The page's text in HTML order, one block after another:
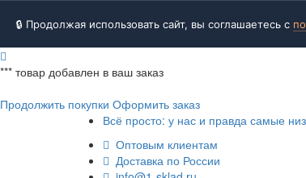
🔒 Продолжая использовать сайт, вы соглашаетесь с
*** товар добавлен в ваш заказ
Продолжить покупки Оформить заказ
Всё просто: у нас и правда самые
Оптовым клиентам
Доставка по России